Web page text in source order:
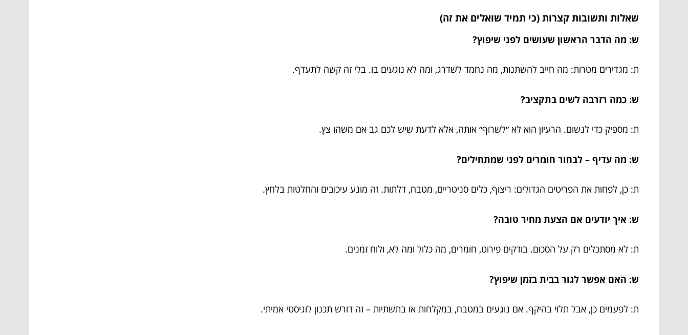
שאלות ותשובות קצרות (כי תמיד שואלים את זה)
ש: מה הדבר הראשון שעושים לפני שיפוץ?
ת: מגדירים מטרות: מה חייב להשתנות, מה נחמד לשדרג, ומה לא נוגעים בו. בלי זה קשה לתעדף.
ש: כמה רזרבה לשים בתקציב?
ת: מספיק כדי לנשום. הרעיון הוא לא ״לשרוף״ אותה, אלא לדעת שיש לכם גב אם משהו צץ.
ש: מה עדיף – לבחור חומרים לפני שמתחילים?
ת: כן, לפחות את הפריטים הגדולים: ריצוף, כלים סניטריים, מטבח, דלתות. זה מונע עיכובים והחלטות בלחץ.
ש: איך יודעים אם הצעת מחיר טובה?
ת: לא מסתכלים רק על הסכום. בודקים פירוט, חומרים, מה כלול ומה לא, ולוח זמנים.
ש: האם אפשר לגור בבית בזמן שיפוץ?
ת: לפעמים כן, אבל תלוי בהיקף. אם נוגעים במטבח, במקלחות או בתשתיות – זה דורש תכנון לוגיסטי אמיתי.